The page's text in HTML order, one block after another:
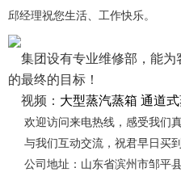
邱经理祝您生活、工作快乐。
集团设有专业维修部，能为
的最终的目标！
视频： 大型蒸汽蒸箱 通道
欢迎访问来电热线，感受我们
与我们互动交流，祝君早日买
公司地址：山东省滨州市邹平